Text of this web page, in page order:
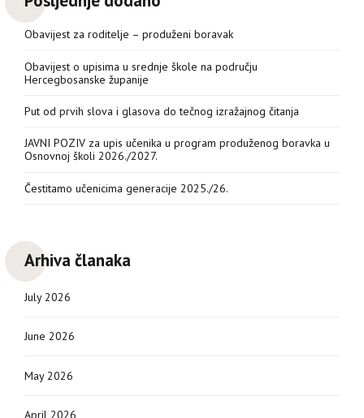
Obavijest za roditelje – produženi boravak
Obavijest o upisima u srednje škole na području
Hercegbosanske županije
Put od prvih slova i glasova do tečnog izražajnog čitanja
JAVNI POZIV za upis učenika u program produženog boravka u
Osnovnoj školi 2026./2027.
Čestitamo učenicima generacije 2025./26.
Arhiva članaka
July 2026
June 2026
May 2026
April 2026